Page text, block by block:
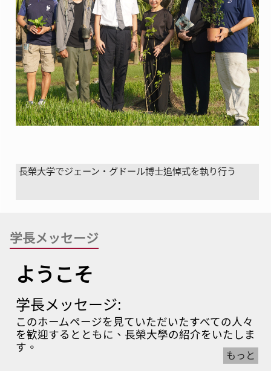
長榮大学でジェーン・グドール博士追悼式を執り行う
学長メッセージ
ようこそ
学長メッセージ:
このホームページを見ていただいたすべての人々
を歓迎するとともに、長榮大學の紹介をいたしま
す。
もっと